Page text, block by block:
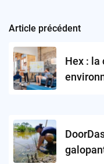
Post
navigation
Article précédent
Hex : la